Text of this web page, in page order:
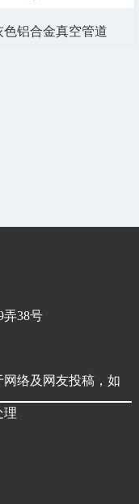
色铝合金真空管道
弄38号
络及网友投稿，如
理